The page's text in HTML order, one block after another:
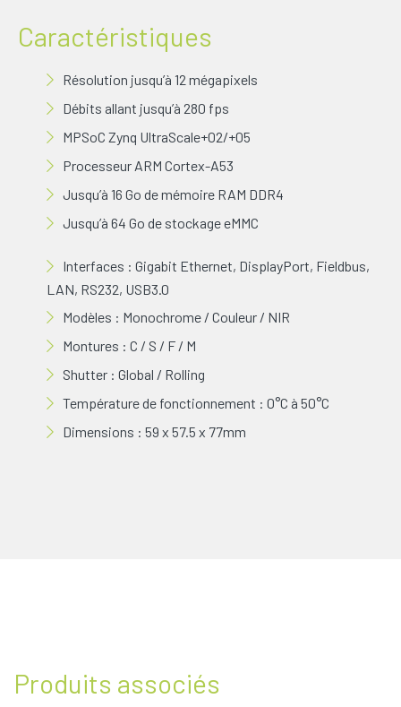
Caractéristiques
Résolution jusqu’à 12 mégapixels
Débits allant jusqu’à 280 fps
MPSoC Zynq UltraScale+02/+05
Processeur ARM Cortex-A53
Jusqu’à 16 Go de mémoire RAM DDR4
Jusqu’à 64 Go de stockage eMMC
Interfaces : Gigabit Ethernet, DisplayPort, Fieldbus,
LAN, RS232, USB3.0
Modèles : Monochrome / Couleur / NIR
Montures : C / S / F / M
Shutter : Global / Rolling
Température de fonctionnement : 0°C à 50°C
Dimensions : 59 x 57.5 x 77mm
Produits associés